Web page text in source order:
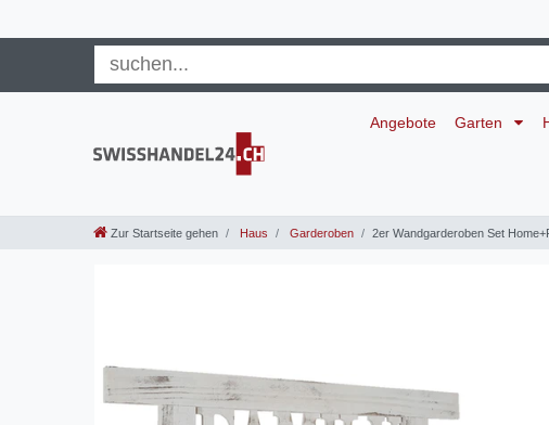
Angebote Garten
Zur Startseite gehen Haus Garderoben 2er Wandgarderoben Set